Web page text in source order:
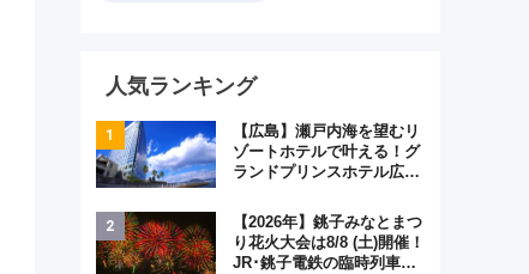
人気ランキング
【広島】瀬戸内海を望むリ
ゾートホテルで叶える！グ
ランドプリンスホテル広島
ジュアルパーティープラン
【2026年】銚子みなとまつ
り花火大会は8/8 (土)開催！
JR･銚子電鉄の臨時列車や